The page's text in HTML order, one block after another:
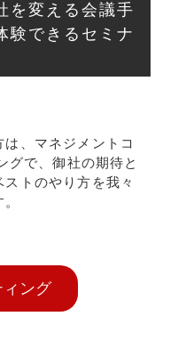
を変える会議手
験できるセミナ
、マネジメントコ
グで、御社の期待と
トのやり方を我々
ィング